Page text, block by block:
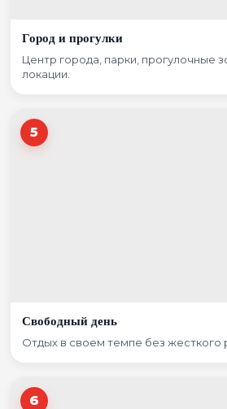
Город и прогулки
Центр города, парки, прогулочные
локации.
5
Свободный день
Отдых в своем темпе без жесткого
6